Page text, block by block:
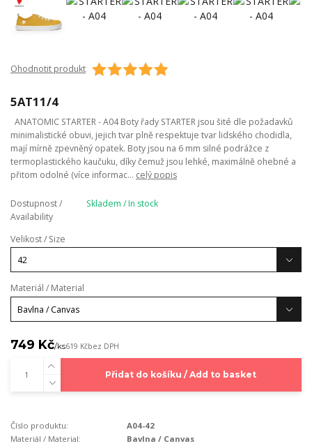
Ohodnotit produkt
5AT11/4
ANATOMIC STARTER - A04 Boty řady STARTER jsou šité dle požadavků
minimalistické obuvi, jejich tvar plně respektuje tvar lidského chodidla,
mají mírně zpevněný opatek. Boty jsou na 6 mm silné podrážce z
termoplastického kaučuku, díky čemuž jsou lehké, maximálně ohebné a
přitom odolné (více informac... celý popis
Dostupnost /
Availability
Skladem / In stock
Velikost / Size
Materiál / Material
749 Kč/ks619 Kčbez DPH
Přidat do košíku / Add to basket
Číslo produktu:
A04-42
Materiál / Material:
Bavlna / Canvas